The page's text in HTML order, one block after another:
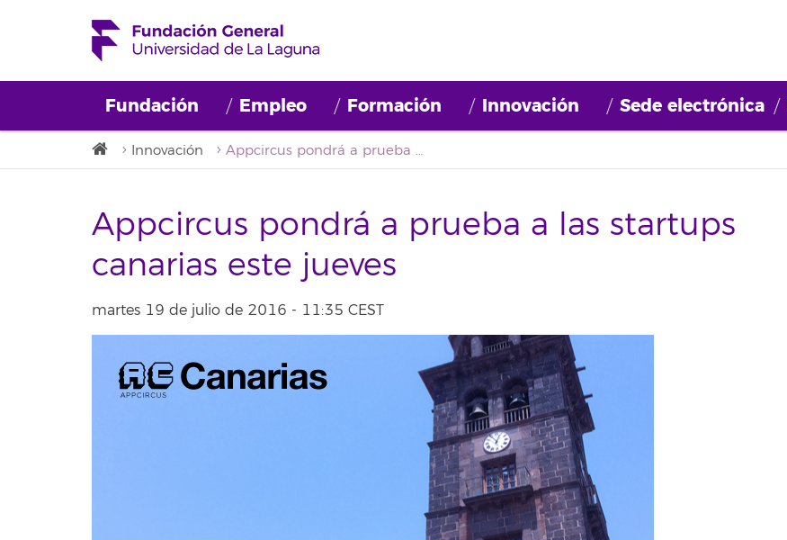
Fundación Empleo Formación Innovación Sede electrónica
Innovación Appcircus pondrá a prueba a las startups canarias este jueves
Appcircus pondrá a prueba a las startups
canarias este jueves
martes 19 de julio de 2016 - 11:35 CEST